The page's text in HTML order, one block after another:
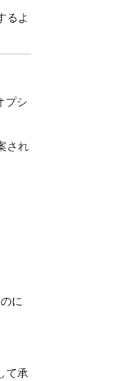
るよ
プシ
され
に
て承